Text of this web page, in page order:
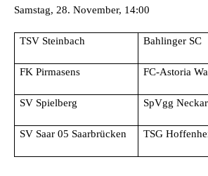
Samstag, 28. November, 14:00
TSV Steinbach Bahlinger SC
FK Pirmasens FC-Astoria
SV Spielberg SpVgg
SV Saar 05 Saarbrücken TSG